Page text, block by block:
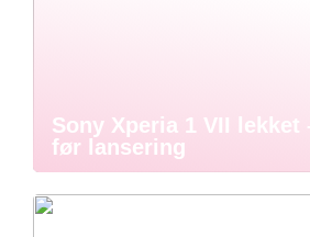
Sony Xperia 1 VII lekket
før lansering